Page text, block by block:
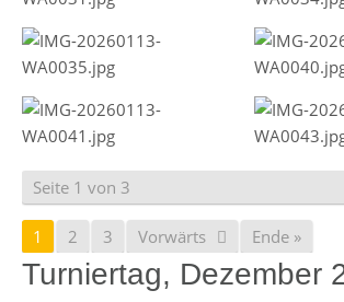
Seite 1 von 3
1 2 3 Vorwärts Ende »
Turniertag, Dezember